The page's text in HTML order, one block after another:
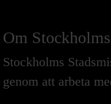
Om
Stockholms
genom att arbeta